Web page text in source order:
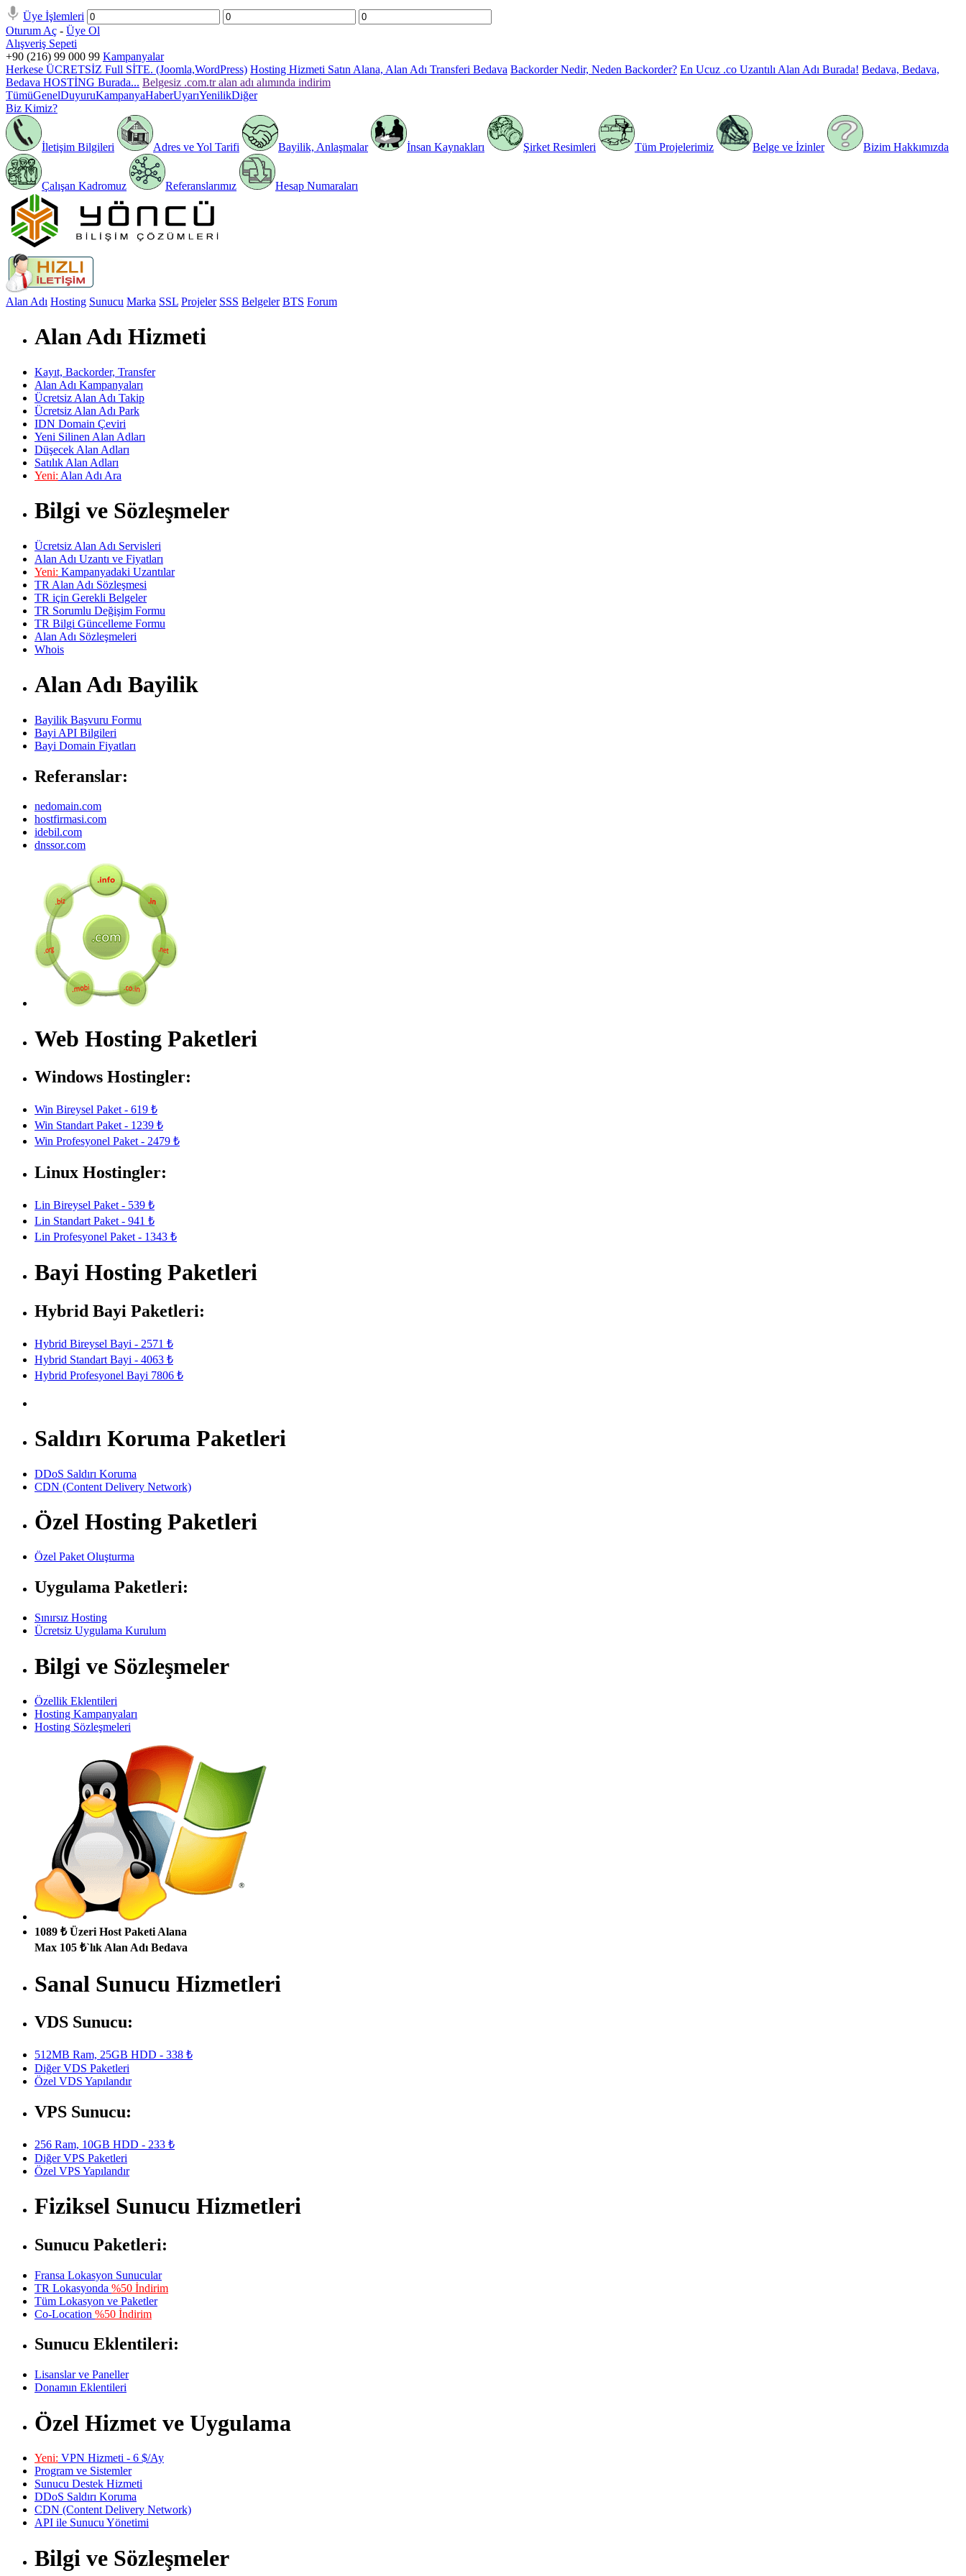
Üye İşlemleri
Oturum Aç - Üye Ol
Alışveriş Sepeti
+90 (216) 99 000 99 Kampanyalar
Herkese ÜCRETSİZ Full SİTE. (Joomla,WordPress) Hosting Hizmeti Satın Alana, Alan Adı Transferi Bedava Backorder Nedir, Neden Backorder? En Ucuz .co Uzantılı Alan Adı Burada! Bedava, Bedava,
Bedava HOSTİNG Burada... Belgesiz .com.tr alan adı alımında indirim
TümüGenelDuyuruKampanyaHaberUyarıYenilikDiğer
Biz Kimiz?
İletişim Bilgileri Adres ve Yol Tarifi Bayilik, Anlaşmalar İnsan Kaynakları Şirket Resimleri Tüm Projelerimiz Belge ve İzinler Bizim Hakkımızda
Çalışan Kadromuz Referanslarımız Hesap Numaraları
Alan Adı Hosting Sunucu Marka SSL Projeler SSS Belgeler BTS Forum
Alan Adı Hizmeti
Kayıt, Backorder, Transfer
Alan Adı Kampanyaları
Ücretsiz Alan Adı Takip
Ücretsiz Alan Adı Park
IDN Domain Çeviri
Yeni Silinen Alan Adları
Düşecek Alan Adları
Satılık Alan Adları
Yeni: Alan Adı Ara
Bilgi ve Sözleşmeler
Ücretsiz Alan Adı Servisleri
Alan Adı Uzantı ve Fiyatları
Yeni: Kampanyadaki Uzantılar
TR Alan Adı Sözleşmesi
TR için Gerekli Belgeler
TR Sorumlu Değişim Formu
TR Bilgi Güncelleme Formu
Alan Adı Sözleşmeleri
Whois
Alan Adı Bayilik
Bayilik Başvuru Formu
Bayi API Bilgileri
Bayi Domain Fiyatları
Referanslar:
nedomain.com
hostfirmasi.com
idebil.com
dnssor.com
Web Hosting Paketleri
Windows Hostingler:
Win Bireysel Paket - 619 ₺
Win Standart Paket - 1239 ₺
Win Profesyonel Paket - 2479 ₺
Linux Hostingler:
Lin Bireysel Paket - 539 ₺
Lin Standart Paket - 941 ₺
Lin Profesyonel Paket - 1343 ₺
Bayi Hosting Paketleri
Hybrid Bayi Paketleri:
Hybrid Bireysel Bayi - 2571 ₺
Hybrid Standart Bayi - 4063 ₺
Hybrid Profesyonel Bayi 7806 ₺
Saldırı Koruma Paketleri
DDoS Saldırı Koruma
CDN (Content Delivery Network)
Özel Hosting Paketleri
Özel Paket Oluşturma
Uygulama Paketleri:
Sınırsız Hosting
Ücretsiz Uygulama Kurulum
Bilgi ve Sözleşmeler
Özellik Eklentileri
Hosting Kampanyaları
Hosting Sözleşmeleri
1089 ₺ Üzeri Host Paketi Alana
Max 105 ₺`lık Alan Adı Bedava
Sanal Sunucu Hizmetleri
VDS Sunucu:
512MB Ram, 25GB HDD - 338 ₺
Diğer VDS Paketleri
Özel VDS Yapılandır
VPS Sunucu:
256 Ram, 10GB HDD - 233 ₺
Diğer VPS Paketleri
Özel VPS Yapılandır
Fiziksel Sunucu Hizmetleri
Sunucu Paketleri:
Fransa Lokasyon Sunucular
TR Lokasyonda %50 İndirim
Tüm Lokasyon ve Paketler
Co-Location %50 İndirim
Sunucu Eklentileri:
Lisanslar ve Paneller
Donamın Eklentileri
Özel Hizmet ve Uygulama
Yeni: VPN Hizmeti - 6 $/Ay
Program ve Sistemler
Sunucu Destek Hizmeti
DDoS Saldırı Koruma
CDN (Content Delivery Network)
API ile Sunucu Yönetimi
Bilgi ve Sözleşmeler